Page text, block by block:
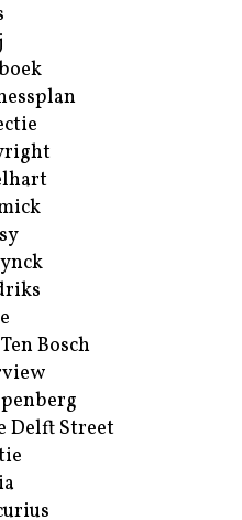
Bosch
Delft Street